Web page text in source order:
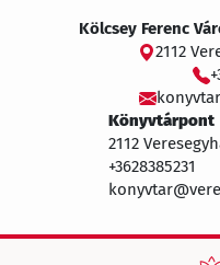
Kölcsey Ferenc
2112
Könyvtárpont
2112
+3628385231